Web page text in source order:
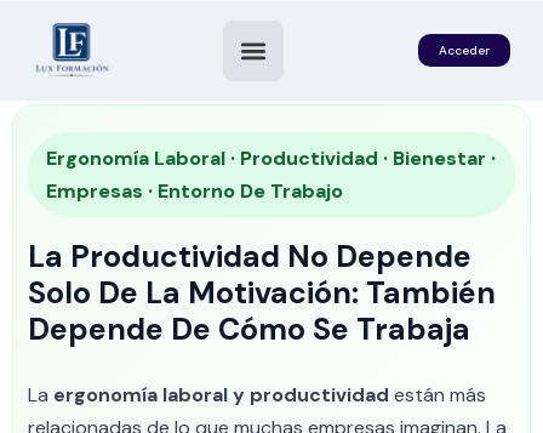
Acceder
Ergonomía Laboral · Productividad · Bienestar ·
Empresas · Entorno De Trabajo
La Productividad No Depende
Solo De La Motivación: También
Depende De Cómo Se Trabaja
La ergonomía laboral y productividad están más
relacionadas de lo que muchas empresas imaginan. La